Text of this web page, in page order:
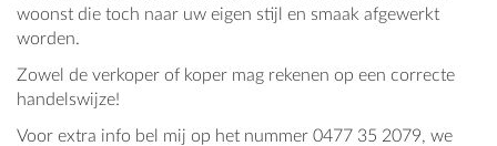
woonst die toch naar uw eigen stijl en smaak afgewerkt
worden.
Zowel de verkoper of koper mag rekenen op een correcte
handelswijze!
Voor extra info bel mij op het nummer 0477 35 2079, we